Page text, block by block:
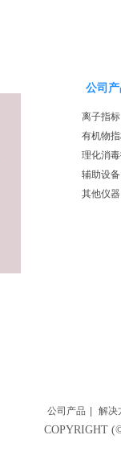
公司
离子指标
有机物
理化消
辅助设备
其他仪器
公司产品 解决
COPYRIGHT